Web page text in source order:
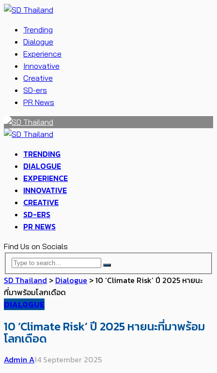
Trending
Dialogue
Experience
Innovative
Creative
SD-ers
PR News
TRENDING
DIALOGUE
EXPERIENCE
INNOVATIVE
CREATIVE
SD-ERS
PR NEWS
Find Us on Socials
SD Thailand > Dialogue >10 ‘Climate Risk’ ปี 2025 หายนะ
ที่มาพร้อมโลกเดือด
DIALOGUE
10 ‘Climate Risk’ ปี 2025 หายนะที่มาพร้อม
โลกเดือด
Admin A14 September 2025